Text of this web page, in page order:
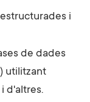
i
de dades
utilitzant
d'altres.